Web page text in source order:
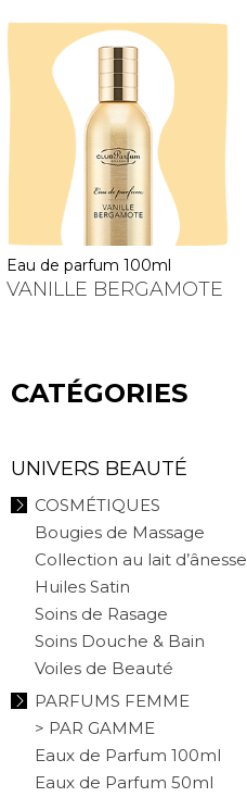
eau de parfum 100ml
VANILLE BERGAMOTE
CATÉGORIES
UNIVERS BEAUTÉ
COSMÉTIQUES
Bougies de Massage
Collection au lait d’ânesse
Huiles Satin
Soins de Rasage
Soins Douche & Bain
Voiles de Beauté
PARFUMS FEMME
> PAR GAMME
Eaux de Parfum 100ml
Eaux de Parfum 50ml